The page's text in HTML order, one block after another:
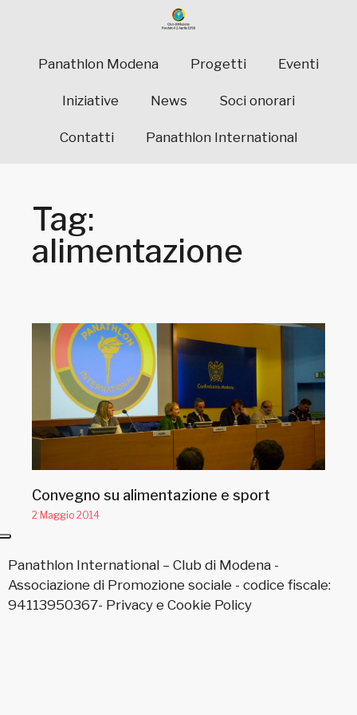
Panathlon Modena Progetti Eventi
Iniziative News Soci onorari
Contatti Panathlon International
Tag:
alimentazione
Convegno su alimentazione e sport
2 Maggio 2014
Panathlon International – Club di Modena -
Associazione di Promozione sociale - codice fiscale:
94113950367- Privacy e Cookie Policy